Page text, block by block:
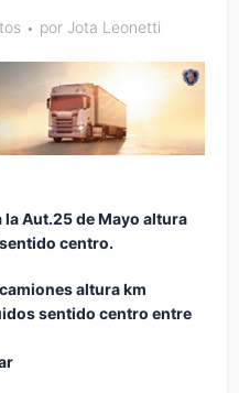
por Jota Leonetti
Aut.25 de Mayo altura
centro.
altura km
sentido centro entre